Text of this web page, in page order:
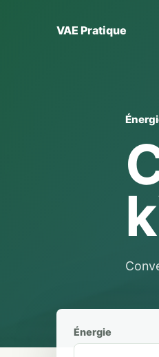
VAE Pratique
Énergie